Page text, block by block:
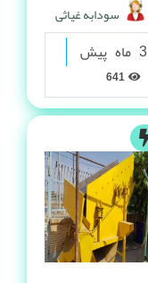
سودابه غیاثی
3 ماه پیش